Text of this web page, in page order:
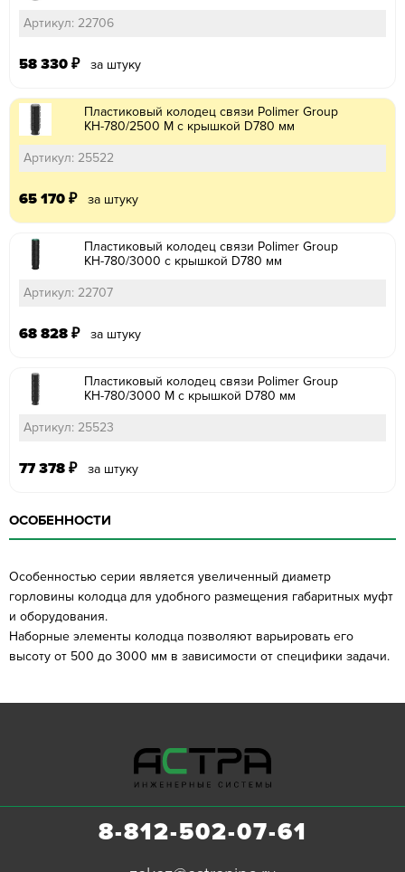
Артикул: 22706
58 330 ₽ за штуку
Пластиковый колодец связи Polimer Group
КН-780/2500 М с крышкой D780 мм
Артикул: 25522
65 170 ₽ за штуку
Пластиковый колодец связи Polimer Group
КН-780/3000 с крышкой D780 мм
Артикул: 22707
68 828 ₽ за штуку
Пластиковый колодец связи Polimer Group
КН-780/3000 М с крышкой D780 мм
Артикул: 25523
77 378 ₽ за штуку
ОСОБЕННОСТИ
Особенностью серии является увеличенный диаметр
горловины колодца для удобного размещения габаритных муфт
и оборудования.
Наборные элементы колодца позволяют варьировать его
высоту от 500 до 3000 мм в зависимости от специфики задачи.
8-812-502-07-61